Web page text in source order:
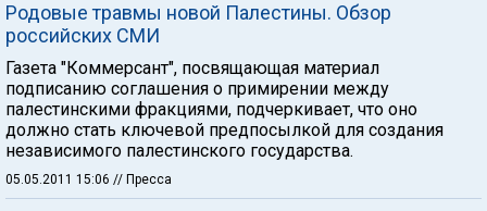
Родовые травмы новой Палестины. Обзор
российских СМИ
Газета "Коммерсант", посвящающая материал
подписанию соглашения о примирении между
палестинскими фракциями, подчеркивает, что оно
должно стать ключевой предпосылкой для создания
независимого палестинского государства.
05.05.2011 15:06 // Пресса